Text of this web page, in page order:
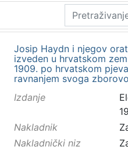
Josip Haydn i njegov
izveden u hrvatskom
1909. po hrvatskom
ravnanjem svoga
Izdanje
Nakladnik
Nakladnički niz